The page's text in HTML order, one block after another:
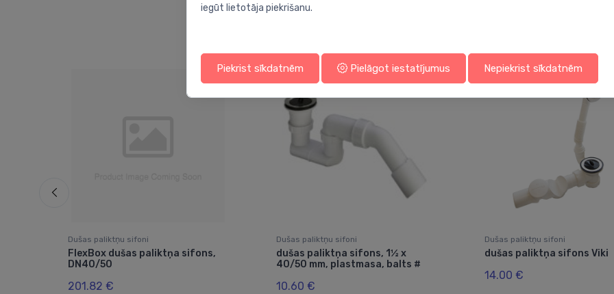
Dušas paliktņu sifoni
FlexBox dušas paliktņa sifons,
DN40/50
201.82 €
Dušas paliktņu sifoni
dušas paliktņa sifons, 1½ x
40/50 mm, plastmasa, balts #
10.60 €
Dušas paliktņu sifoni
dušas paliktņa sifons Viki
14.00 €
iegūt lietotāja piekrišanu.
Piekrist sīkdatnēm Pielāgot iestatījumus Nepiekrist sīkdatnēm